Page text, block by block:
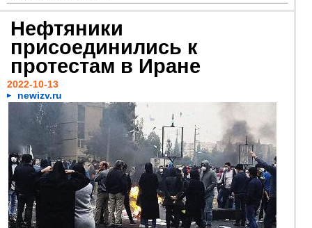
Нефтяники
присоединились к
протестам в Иране
2022-10-13
newizv.ru